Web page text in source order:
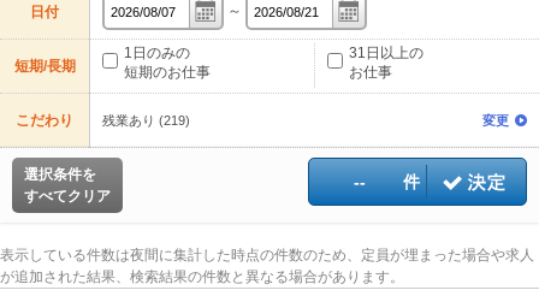
日付 ～
短期/長期
1日のみの
短期のお仕事
31日以上の
お仕事
こだわり 残業あり (219) 変更
選択条件を
すべてクリア
-- 件
表示している件数は夜間に集計した時点の件数のため、定員が埋まった場合や求人
が追加された結果、検索結果の件数と異なる場合があります。